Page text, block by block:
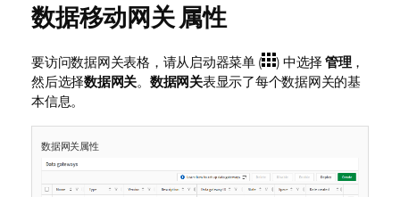
数据移动网关属性
要访问数据网关表格，请从启动器菜单 ( ) 中选择 管理，
然后选择数据网关。 数据网关表显示了每个数据网关的基
本信息。
数据网关属性